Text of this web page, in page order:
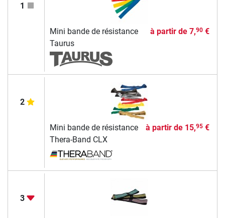
1
Mini bande de résistance
Taurus
à partir de 7,90€
2
Mini bande de résistance
Thera-Band CLX
à partir de 15,95€
3